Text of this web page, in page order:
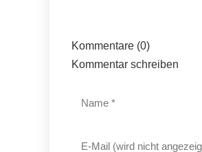
Kommentare (0)
Kommentar schreiben